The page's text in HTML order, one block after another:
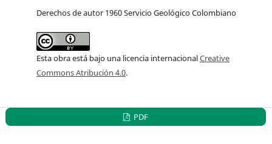
Derechos de autor 1960 Servicio Geológico Colombiano
Esta obra está bajo una licencia internacionalCreative
Commons Atribución 4.0.
PDF